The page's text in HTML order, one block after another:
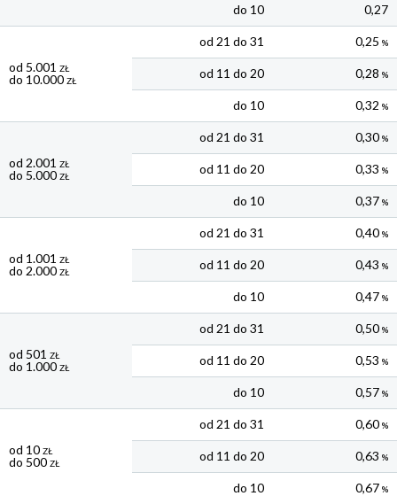
do 10 0,27
od 5.001 ZŁ
do 10.000 ZŁ
od 21 do 31 0,25 %
od 11 do 20 0,28 %
do 10 0,32 %
od 2.001 ZŁ
do 5.000 ZŁ
od 21 do 31 0,30 %
od 11 do 20 0,33 %
do 10 0,37 %
od 1.001 ZŁ
do 2.000 ZŁ
od 21 do 31 0,40 %
od 11 do 20 0,43 %
do 10 0,47 %
od 501 ZŁ
do 1.000 ZŁ
od 21 do 31 0,50 %
od 11 do 20 0,53 %
do 10 0,57 %
od 10 ZŁ
do 500 ZŁ
od 21 do 31 0,60 %
od 11 do 20 0,63 %
do 10 0,67 %